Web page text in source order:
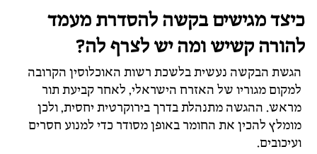
כיצד מגישים בקשה להסדרת מעמד
להורה קשיש ומה יש לצרף לה?
הגשת הבקשה נעשית בלשכת רשות האוכלוסין הקרובה
למקום מגוריו של האזרח הישראלי, לאחר קביעת תור
מראש. ההגשה מתנהלת בדרך בירוקרטית יחסית, ולכן
מומלץ להכין את החומר באופן מסודר כדי למנוע חסרים
ועיכובים.